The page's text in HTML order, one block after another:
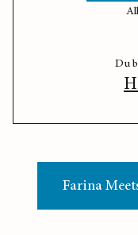
Du
Farina